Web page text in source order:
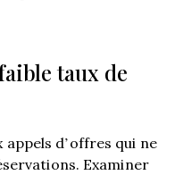
taux de
d’offres qui ne
Examiner